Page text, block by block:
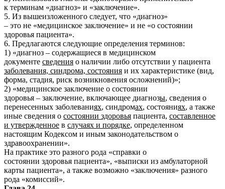
к терминам «диагноз» и «заключение».
5. Из вышеизложенного следует, что «диагноз»
– это не «медицинское заключение» и не «о состоянии
здоровья пациента».
6. Предлагаются следующие определения терминов:
1) «диагноз – содержащиеся в медицинском
документе сведения о наличии либо отсутствии у пациента
заболевания, синдрома, состояния и их характеристике (вид,
форма, стадия, риск возникновения осложнений)»;
2) «медицинское заключение о состоянии
здоровья – заключение, включающее диагнозы, сведения о
перенесенных заболеваниях, синдромах, состояниях, а также
иные сведения о состоянии здоровья пациента, составленное
и утвержденное в случаях и порядке, определенном
настоящим Кодексом и иным законодательством о
здравоохранении».
На практике это разного рода «справки о
состоянии здоровья пациента», «выписки из амбулаторной
карты пациента», а также возможно «заключения» разного
рода «комиссий».